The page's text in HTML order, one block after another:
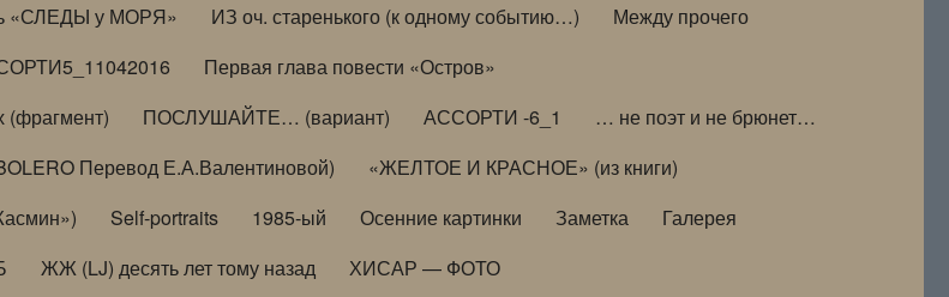
«СЛЕДЫ у МОРЯ» ИЗ оч. старенького (к одному событию…)
Между прочего
Первая глава повести «Остров»
(фрагмент) ПОСЛУШАЙТЕ… (вариант) АССОРТИ -6_1
… не поэт и не брюнет…
Перевод Е.А.Валентиновой)
«ЖЕЛТОЕ И КРАСНОЕ» (из книги)
Self-portraits 1985-ый Осенние картинки Заметка
Галерея
ЖЖ (LJ) десять лет тому назад
ХИСАР — ФОТО